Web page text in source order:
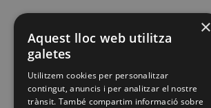
×
Aquest lloc web utilitza
galetes
Utilitzem cookies per personalitzar
contingut, anuncis i per analitzar el nostre
trànsit. També compartim informació sobre